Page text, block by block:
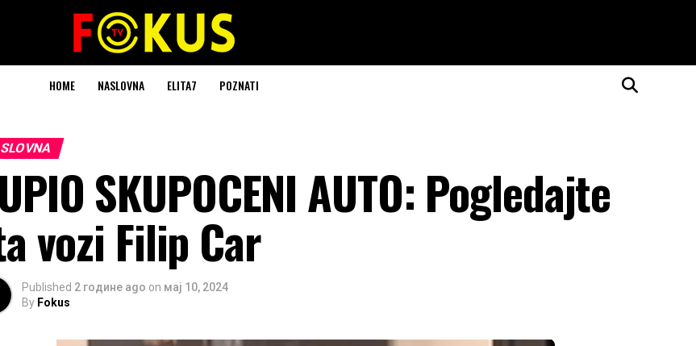
HOME NASLOVNA ELITA7 POZNATI
SKUPOCENI AUTO: Pogledajte
vozi Filip Car
Published 2 године ago on мај 10, 2024
By Fokus